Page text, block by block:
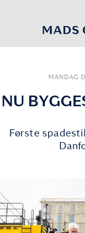
MANDAG
NU
Første